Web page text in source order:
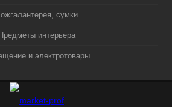
сумки
Предметы интерьера
и электротовары